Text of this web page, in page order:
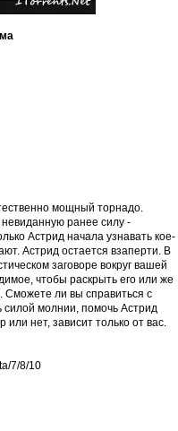
мощный торнадо.
ранее силу -
Астрид начала узнавать кое-
Астрид остается взаперти. В
заговоре вокруг вашей
чтобы раскрыть его или же
Сможете ли вы справиться с
силой молнии, помочь Астрид
или нет, зависит только от вас.
7/8/10